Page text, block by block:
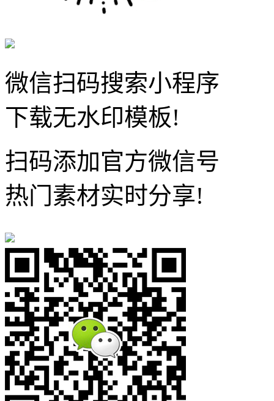
微信扫码搜索小程序
下载无水印模板!
扫码添加官方微信号
热门素材实时分享!